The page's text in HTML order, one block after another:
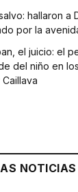
hallaron a
por la
el juicio: el
del niño en
NOTICIAS